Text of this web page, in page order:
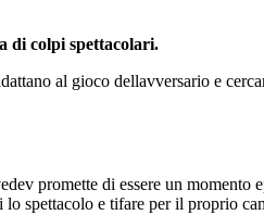
di colpi spettacolari.
al gioco dellavversario e
promette di essere un
spettacolo e tifare per il proprio